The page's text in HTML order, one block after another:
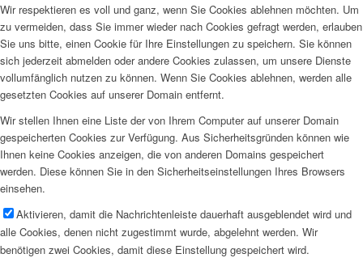
Wir respektieren es voll und ganz, wenn Sie Cookies ablehnen möchten. Um
zu vermeiden, dass Sie immer wieder nach Cookies gefragt werden, erlauben
Sie uns bitte, einen Cookie für Ihre Einstellungen zu speichern. Sie können
sich jederzeit abmelden oder andere Cookies zulassen, um unsere Dienste
vollumfänglich nutzen zu können. Wenn Sie Cookies ablehnen, werden alle
gesetzten Cookies auf unserer Domain entfernt.
Wir stellen Ihnen eine Liste der von Ihrem Computer auf unserer Domain
gespeicherten Cookies zur Verfügung. Aus Sicherheitsgründen können wie
Ihnen keine Cookies anzeigen, die von anderen Domains gespeichert
werden. Diese können Sie in den Sicherheitseinstellungen Ihres Browsers
einsehen.
Aktivieren, damit die Nachrichtenleiste dauerhaft ausgeblendet wird und
alle Cookies, denen nicht zugestimmt wurde, abgelehnt werden. Wir
benötigen zwei Cookies, damit diese Einstellung gespeichert wird.